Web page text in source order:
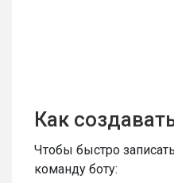
Как
Чтобы быстро
команду боту: